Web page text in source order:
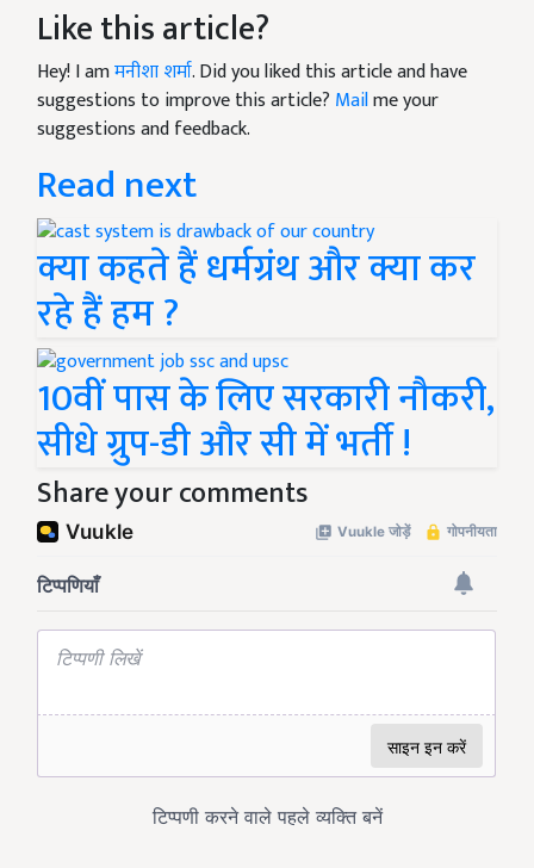
Like this article?
Hey! I amमनीशा शर्मा. Did you liked this article and have
suggestions to improve this article? Mailme your
suggestions and feedback.
Read next
क्या कहते हैं धर्मग्रंथ और क्या कर
रहे हैं हम ?
10वीं पास के लिए सरकारी नौकरी,
सीधे ग्रुप-डी और सी में भर्ती !
Share your comments